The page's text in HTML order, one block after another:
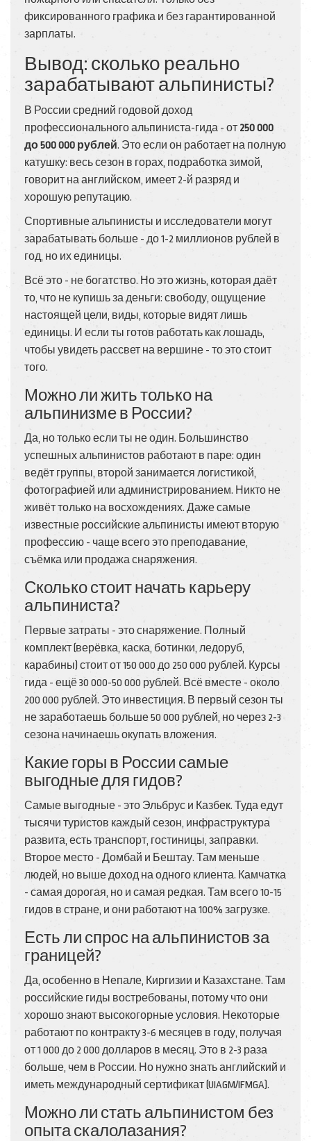
фиксированного графика и без гарантированной
зарплаты.
Вывод: сколько реально
зарабатывают альпинисты?
В России средний годовой доход
профессионального альпиниста-гида - от 250 000
до 500 000 рублей. Это если он работает на полную
катушку: весь сезон в горах, подработка зимой,
говорит на английском, имеет 2-й разряд и
хорошую репутацию.
Спортивные альпинисты и исследователи могут
зарабатывать больше - до 1-2 миллионов рублей в
год, но их единицы.
Всё это - не богатство. Но это жизнь, которая даёт
то, что не купишь за деньги: свободу, ощущение
настоящей цели, виды, которые видят лишь
единицы. И если ты готов работать как лошадь,
чтобы увидеть рассвет на вершине - то это стоит
того.
Можно ли жить только на
альпинизме в России?
Да, но только если ты не один. Большинство
успешных альпинистов работают в паре: один
ведёт группы, второй занимается логистикой,
фотографией или администрированием. Никто не
живёт только на восхождениях. Даже самые
известные российские альпинисты имеют вторую
профессию - чаще всего это преподавание,
съёмка или продажа снаряжения.
Сколько стоит начать карьеру
альпиниста?
Первые затраты - это снаряжение. Полный
комплект (верёвка, каска, ботинки, ледоруб,
карабины) стоит от 150 000 до 250 000 рублей. Курсы
гида - ещё 30 000-50 000 рублей. Всё вместе - около
200 000 рублей. Это инвестиция. В первый сезон ты
не заработаешь больше 50 000 рублей, но через 2-3
сезона начинаешь окупать вложения.
Какие горы в России самые
выгодные для гидов?
Самые выгодные - это Эльбрус и Казбек. Туда едут
тысячи туристов каждый сезон, инфраструктура
развита, есть транспорт, гостиницы, заправки.
Второе место - Домбай и Бештау. Там меньше
людей, но выше доход на одного клиента. Камчатка
- самая дорогая, но и самая редкая. Там всего 10-15
гидов в стране, и они работают на 100% загрузке.
Есть ли спрос на альпинистов за
границей?
Да, особенно в Непале, Киргизии и Казахстане. Там
российские гиды востребованы, потому что они
хорошо знают высокогорные условия. Некоторые
работают по контракту 3-6 месяцев в году, получая
от 1 000 до 2 000 долларов в месяц. Это в 2-3 раза
больше, чем в России. Но нужно знать английский и
иметь международный сертификат (UIAGM/IFMGA).
Можно ли стать альпинистом без
опыта скалолазания?